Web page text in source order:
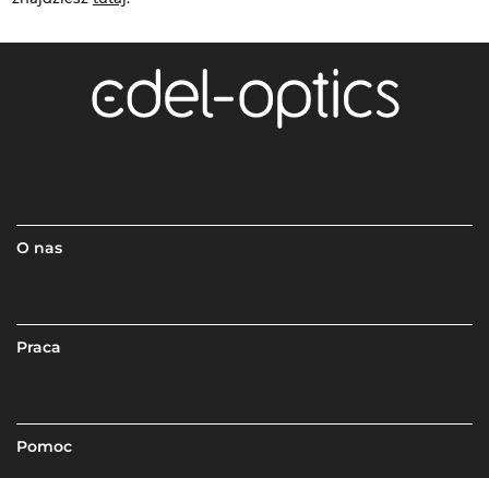
O nas
Praca
Pomoc